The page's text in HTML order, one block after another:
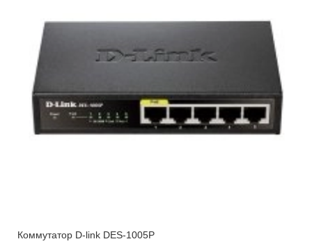
Коммутатор D-link DES-1005P